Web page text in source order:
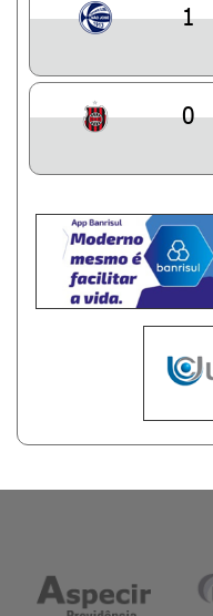
1
0